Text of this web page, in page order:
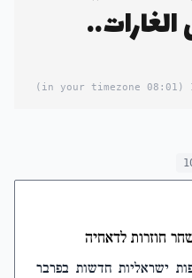
(08:01 in your timezone)
חוזרות לדאחיה
ישראליות חדשות בפרבר